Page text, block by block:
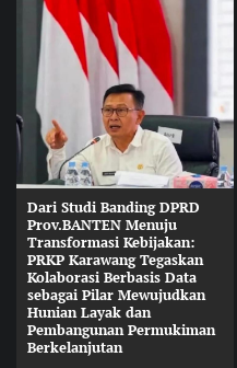
Dari Studi Banding DPRD
Prov.BANTEN Menuju
Transformasi Kebijakan:
PRKP Karawang Tegaskan
Kolaborasi Berbasis Data
sebagai Pilar Mewujudkan
Hunian Layak dan
Pembangunan Permukiman
Berkelanjutan